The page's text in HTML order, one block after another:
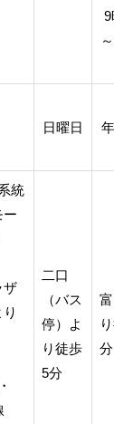
9
日曜日
統
ー
ザ
二口
（バス
停）よ
り徒歩
5分
分